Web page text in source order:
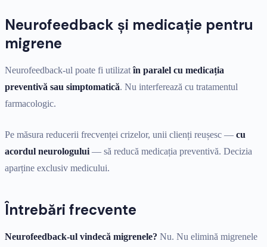
Neurofeedback și medicație pentru
migrene
Neurofeedback-ul poate fi utilizatîn paralel cu medicația
preventivă sau simptomatică. Nu interferează cu tratamentul
farmacologic.
Pe măsura reducerii frecvenței crizelor, unii clienți reușesc — cu
acordul neurologului — să reducă medicația preventivă. Decizia
aparține exclusiv medicului.
Întrebări frecvente
Neurofeedback-ul vindecă migrenele? Nu. Nu elimină migrenele